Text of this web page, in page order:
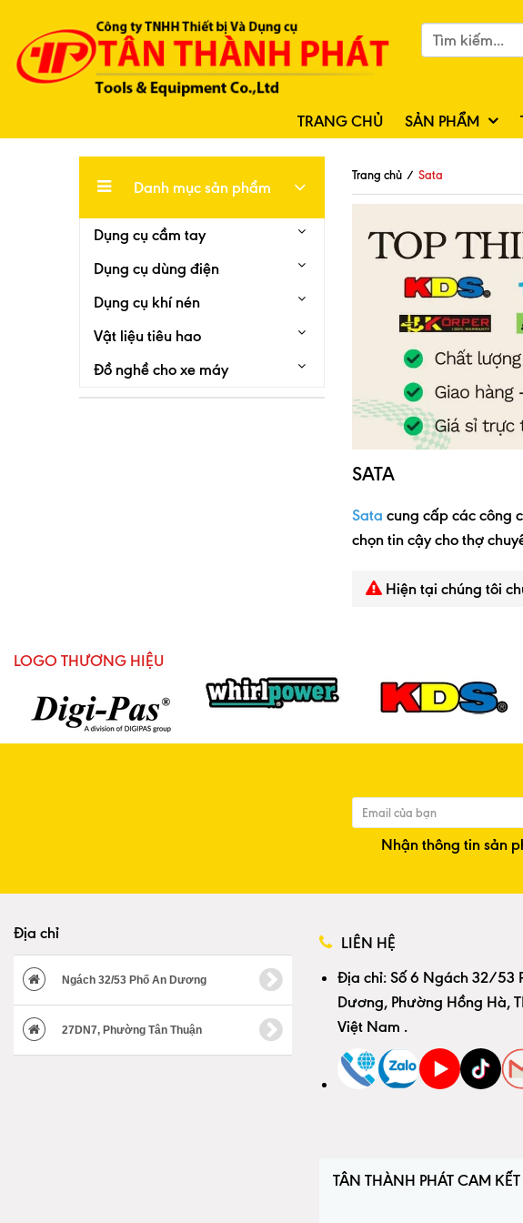
TRANG CHỦ SẢN PHẨM
Trang chủ / Sata
SATA
Sata cung cấp các công
chọn tin cậy cho thợ
Hiện tại chúng tôi
Danh mục sản phẩm
Dụng cụ cầm tay
Dụng cụ dùng điện
Dụng cụ khí nén
Vật liệu tiêu hao
Đồ nghề cho xe máy
LOGO THƯƠNG HIỆU
Nhận thông tin sản
Địa chỉ
Ngách 32/53 Phố An Dương
27DN7, Phường Tân Thuận
LIÊN HỆ
Địa chỉ: Số 6 Ngách 32/53
Dương, Phường Hồng Hà,
Việt Nam .
TÂN THÀNH PHÁT CAM KẾT